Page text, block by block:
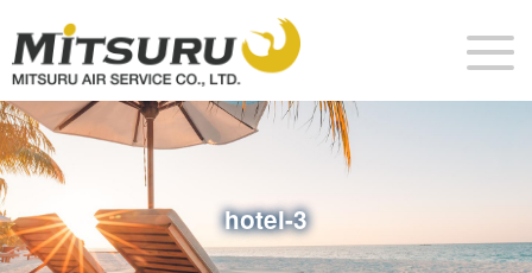
hotel-3